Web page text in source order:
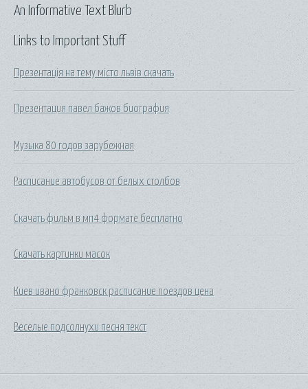
Links to Important Stuff
Презентація на тему місто львів скачать
Презентация павел бажов биография
Музыка 80 годов зарубежная
Расписание автобусов от белых столбов
Скачать фильм в мп4 формате бесплатно
Скачать картинки масок
Киев ивано франковск расписание поездов цена
Веселые подсолнухи песня текст
An Informative Text Blurb